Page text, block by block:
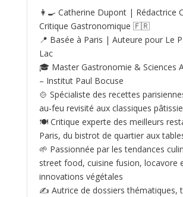
👩‍🍳 Catherine Dupont | Rédactrice
Critique Gastronomique 🇫🇷
📍 Basée à Paris | Auteure pour Le
Lac
🎓 Master Gastronomie & Sciences
– Institut Paul Bocuse
🍲 Spécialiste des recettes
au‑feu revisité aux classiques
🍽️ Critique experte des meilleurs
Paris, du bistrot de quartier aux
🌱 Passionnée par les tendances
street food, cuisine fusion, locavore
innovations végétales
✍️ Autrice de dossiers thématiques,